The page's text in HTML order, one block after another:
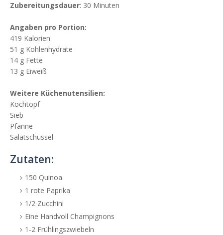
Zubereitungsdauer: 30 Minuten
Angaben pro Portion:
419 Kalorien
51 g Kohlenhydrate
14 g Fette
13 g Eiweiß
Weitere Küchenutensilien:
Kochtopf
Sieb
Pfanne
Salatschüssel
Zutaten:
150 Quinoa
1 rote Paprika
1/2 Zucchini
Eine Handvoll Champignons
1-2 Frühlingszwiebeln